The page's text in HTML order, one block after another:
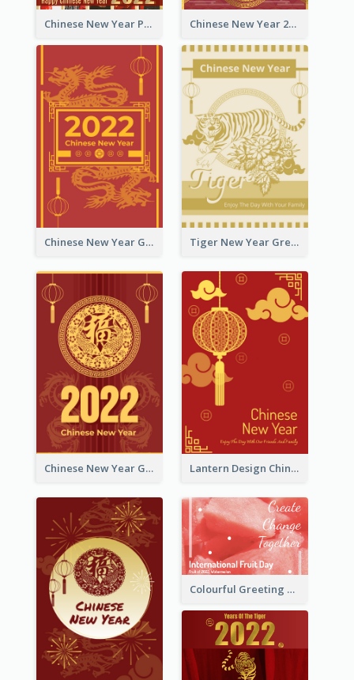
Chinese New Year Photo Greeting Card Chinese New Year 2022 Golden Greeting Card
Chinese New Year Greeting Card With Graphic Decorations Tiger New Year Greeting Card With Decorations
Chinese New Year Greeting Card With Dragon Decorations Lantern Design Chinese New Year Greeting Card
Colourful Greeting Card For International Fruit Day 2021